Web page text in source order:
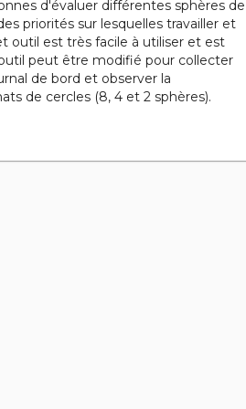
d'évaluer différentes sphères de
priorités sur lesquelles travailler et
outil est très facile à utiliser et est
peut être modifié pour collecter
de bord et observer la
de cercles (8, 4 et 2 sphères).